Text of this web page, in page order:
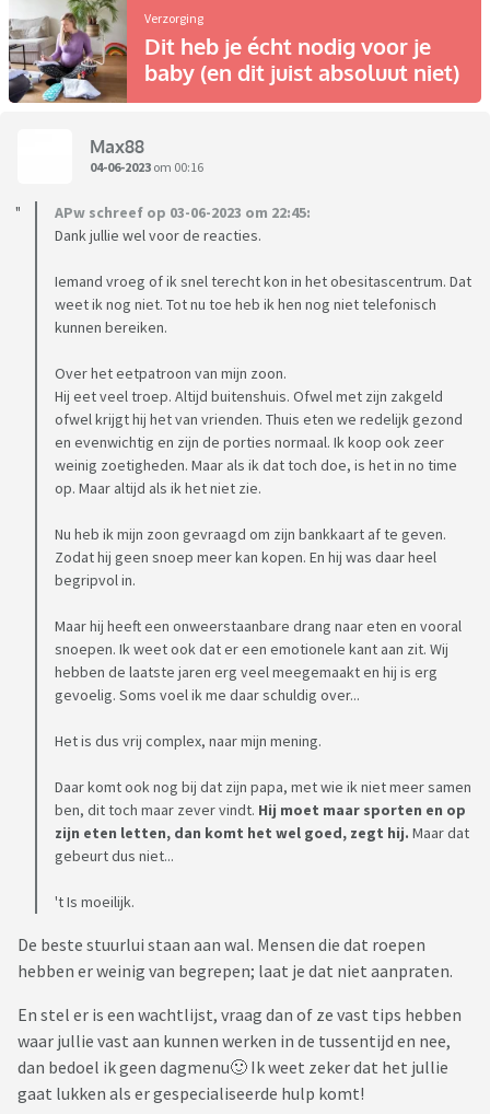
Verzorging
Dit heb je écht nodig voor je
baby (en dit juist absoluut niet)
Max88
04-06-2023 om 00:16
APw schreef op 03-06-2023 om 22:45:
Dank jullie wel voor de reacties.
Iemand vroeg of ik snel terecht kon in het obesitascentrum. Dat
weet ik nog niet. Tot nu toe heb ik hen nog niet telefonisch
kunnen bereiken.
Over het eetpatroon van mijn zoon.
Hij eet veel troep. Altijd buitenshuis. Ofwel met zijn zakgeld
ofwel krijgt hij het van vrienden. Thuis eten we redelijk gezond
en evenwichtig en zijn de porties normaal. Ik koop ook zeer
weinig zoetigheden. Maar als ik dat toch doe, is het in no time
op. Maar altijd als ik het niet zie.
Nu heb ik mijn zoon gevraagd om zijn bankkaart af te geven.
Zodat hij geen snoep meer kan kopen. En hij was daar heel
begripvol in.
Maar hij heeft een onweerstaanbare drang naar eten en vooral
snoepen. Ik weet ook dat er een emotionele kant aan zit. Wij
hebben de laatste jaren erg veel meegemaakt en hij is erg
gevoelig. Soms voel ik me daar schuldig over...
Het is dus vrij complex, naar mijn mening.
Daar komt ook nog bij dat zijn papa, met wie ik niet meer samen
ben, dit toch maar zever vindt. Hij moet maar sporten en op
zijn eten letten, dan komt het wel goed, zegt hij. Maar dat
gebeurt dus niet...
't Is moeilijk.
De beste stuurlui staan aan wal. Mensen die dat roepen
hebben er weinig van begrepen; laat je dat niet aanpraten.
En stel er is een wachtlijst, vraag dan of ze vast tips hebben
waar jullie vast aan kunnen werken in de tussentijd en nee,
dan bedoel ik geen dagmenu🙂 Ik weet zeker dat het jullie
gaat lukken als er gespecialiseerde hulp komt!